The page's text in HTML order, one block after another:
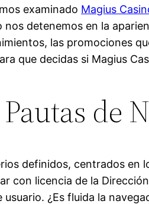
examinado Magius
nos detenemos en la
las promociones
que decidas si Magius
de
definidos, centrados en
con licencia de la
¿Es fluida la